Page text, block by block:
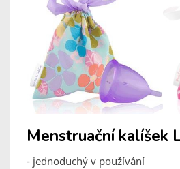
Menstruační kalíšek
- jednoduchý v používání